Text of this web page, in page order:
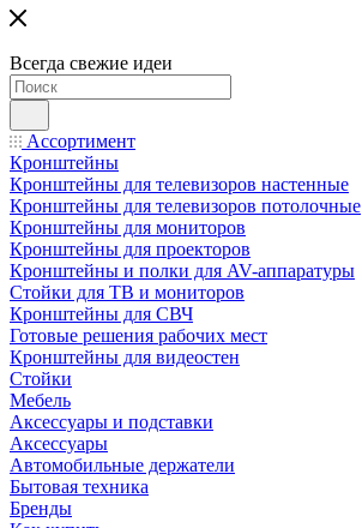
Всегда свежие идеи
Ассортимент
Кронштейны
Кронштейны для телевизоров настенные
Кронштейны для телевизоров потолочные
Кронштейны для мониторов
Кронштейны для проекторов
Кронштейны и полки для AV-аппаратуры
Стойки для ТВ и мониторов
Кронштейны для СВЧ
Готовые решения рабочих мест
Кронштейны для видеостен
Стойки
Мебель
Аксессуары и подставки
Аксессуары
Автомобильные держатели
Бытовая техника
Бренды